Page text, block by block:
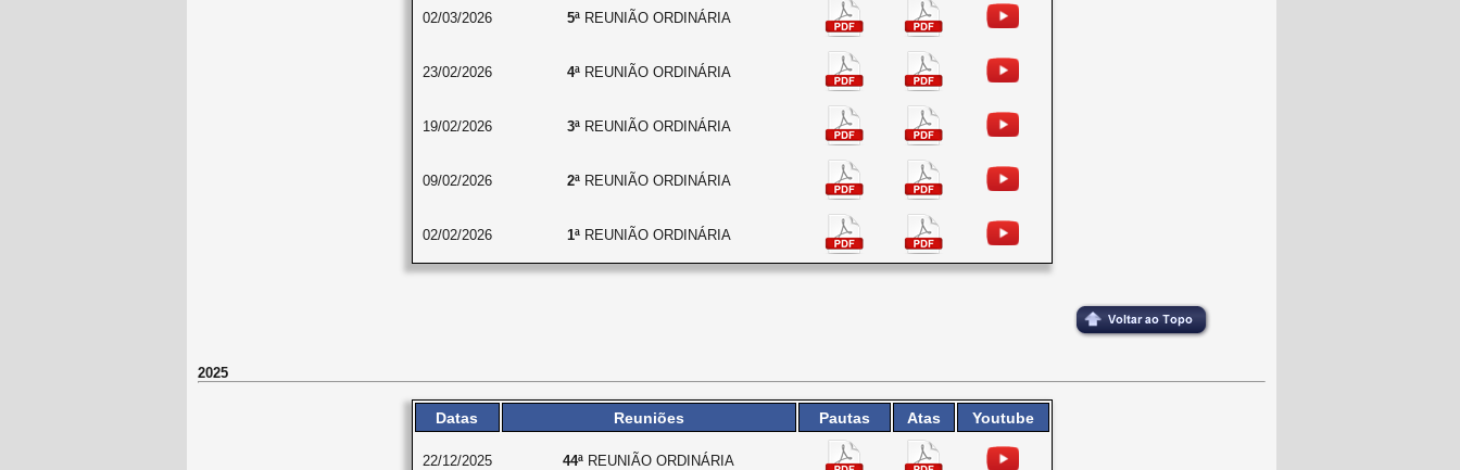
02/03/2026 5ªREUNIÃO ORDINÁRIA
23/02/2026 4ªREUNIÃO ORDINÁRIA
19/02/2026 3ªREUNIÃO ORDINÁRIA
09/02/2026 2ªREUNIÃO ORDINÁRIA
02/02/2026 1ªREUNIÃO ORDINÁRIA
2025
Datas Reuniões Pautas Atas Youtube
22/12/2025 44ª REUNIÃO ORDINÁRIA